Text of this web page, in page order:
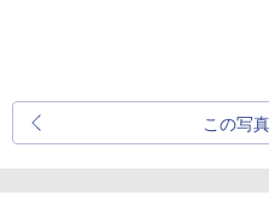
この写